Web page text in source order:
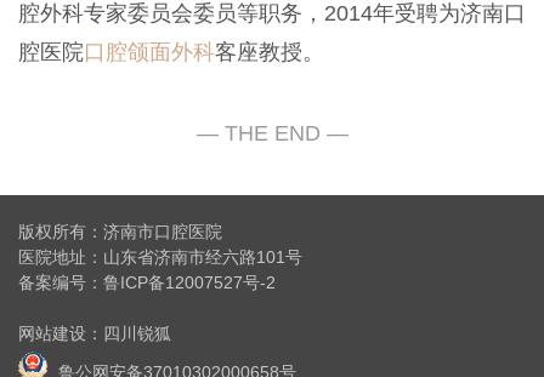
腔外科专家委员会委员等职务，2014年受聘为济南口
腔医院口腔颌面外科客座教授。
版权所有：济南市口腔医院
医院地址：山东省济南市经六路101号
备案编号： 鲁ICP备12007527号-2
网站建设 ： 四川锐狐
鲁公网安备37010302000658号